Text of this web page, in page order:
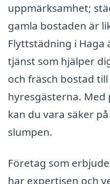
uppmärksamhet;
gamla bostaden är
Flyttstädning i Haga
tjänst som hjälper
och fräsch bostad
hyresgästerna. Med
kan du vara säker
slumpen.
Företag som
har expertisen och